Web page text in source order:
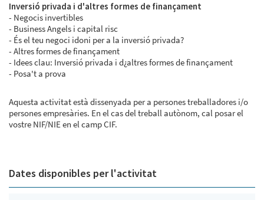
Inversió privada i d'altres formes de finançament
- Negocis invertibles
- Business Angels i capital risc
- És el teu negoci idoni per a la inversió privada?
- Altres formes de finançament
- Idees clau: Inversió privada i d¿altres formes de finançament
- Posa't a prova
Aquesta activitat està dissenyada per a persones treballadores i/o
persones empresàries. En el cas del treball autònom, cal posar el
vostre NIF/NIE en el camp CIF.
Dates disponibles per l'activitat